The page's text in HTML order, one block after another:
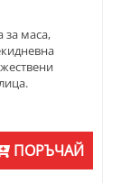
за маса,
ПОРЪЧАЙ